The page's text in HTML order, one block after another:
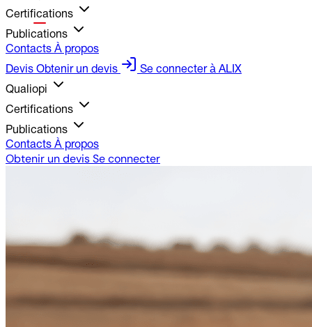
Certifications
Publications
Contacts À propos
Devis Obtenir un devis Se connecter à ALIX
Qualiopi
Certifications
Publications
Contacts À propos
Obtenir un devisSe connecter